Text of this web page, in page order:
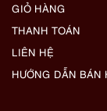
GIỎ HÀNG
THANH TOÁN
LIÊN HỆ
HƯỚNG DẪN BÁN